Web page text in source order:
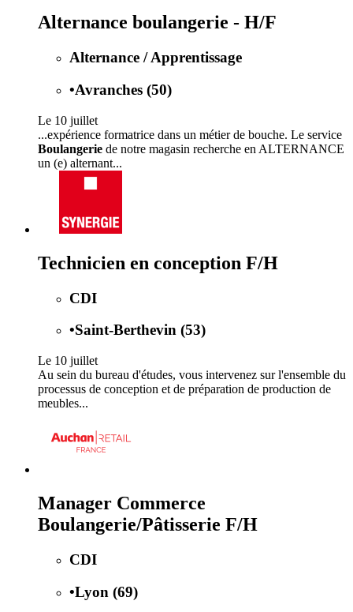
Alternance boulangerie - H/F
Alternance / Apprentissage
•Avranches (50)
Le 10 juillet
...expérience formatrice dans un métier de bouche. Le service
Boulangerie de notre magasin recherche en ALTERNANCE
un (e) alternant...
Technicien en conception F/H
CDI
•Saint-Berthevin (53)
Le 10 juillet
Au sein du bureau d'études, vous intervenez sur l'ensemble du
processus de conception et de préparation de production de
meubles...
Manager Commerce
Boulangerie/Pâtisserie F/H
CDI
•Lyon (69)